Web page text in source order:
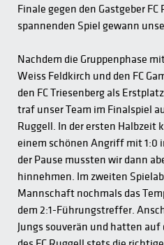
Finale gegen den Gastgeber
spannenden Spiel gewann
Nachdem die Gruppenphase
Weiss Feldkirch und den FC
den FC Triesenberg als
traf unser Team im Finalspiel
Ruggell. In der ersten Halbzeit
einem schönen Angriff mit 1:0
der Pause mussten wir dann
hinnehmen. Im zweiten
Mannschaft nochmals das
dem 2:1-Führungstreffer.
Jungs souverän und hatten